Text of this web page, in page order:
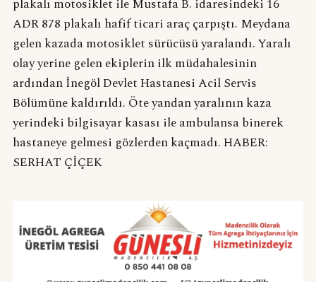
plakalı motosiklet ile Mustafa B. idaresindeki 16
ADR 878 plakalı hafif ticari araç çarpıştı. Meydana
gelen kazada motosiklet sürücüsü yaralandı. Yaralı
olay yerine gelen ekiplerin ilk müdahalesinin
ardından İnegöl Devlet Hastanesi Acil Servis
Bölümüne kaldırıldı. Öte yandan yaralının kaza
yerindeki bilgisayar kasası ile ambulansa binerek
hastaneye gelmesi gözlerden kaçmadı. HABER:
SERHAT ÇİÇEK